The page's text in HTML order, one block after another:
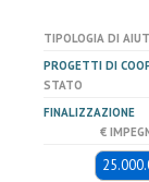
TIPOLOGIA DI
PROGETTI DI
STATO
FINALIZZAZIONE
€